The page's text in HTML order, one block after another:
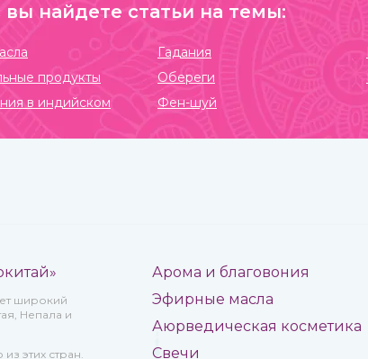
вы найдете статьи на темы:
Гадания
продукты
Обереги
в индийском
Фен-шуй
широкий
Непала и
этих стран.
Арома и благовония
Эфирные масла
Аюрведическая косметика
Свечи